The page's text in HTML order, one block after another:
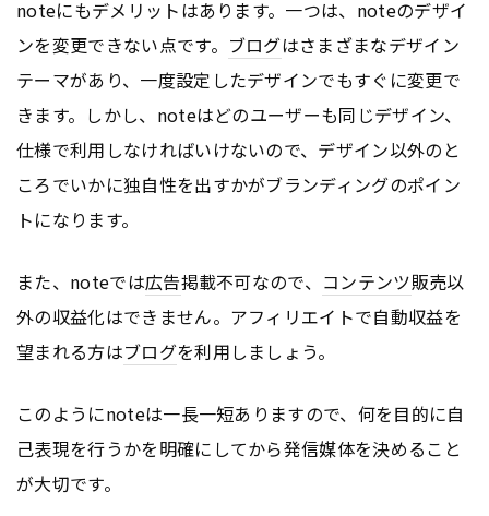
noteにもデメリットはあります。一つは、noteのデザイ
ンを変更できない点です。 ブログはさまざまなデザイン
テーマがあり、一度設定したデザインでもすぐに変更で
きます。しかし、noteはどのユーザーも同じデザイン、
仕様で利用しなければいけないので、デザイン以外のと
ころでいかに独自性を出すかがブランディングのポイン
トになります。
また、noteでは広告掲載不可なので、 コンテンツ販売以
外の収益化はできません。アフィリエイトで自動収益を
望まれる方はブログを利用しましょう。
このようにnoteは一長一短ありますので、何を目的に自
己表現を行うかを明確にしてから発信媒体を決めること
が大切です。